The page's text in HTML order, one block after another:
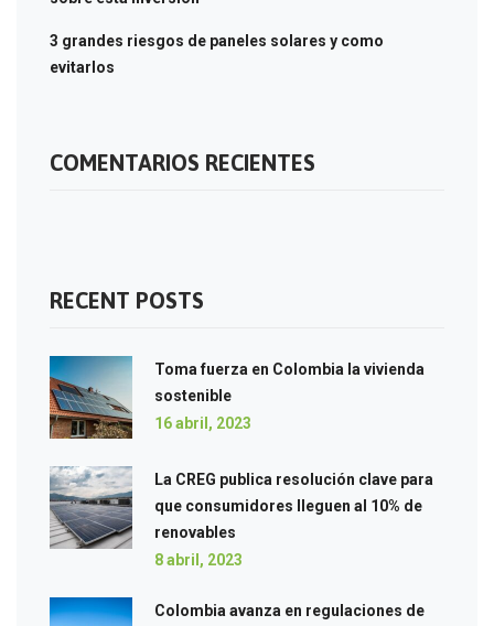
3 grandes riesgos de paneles solares y como
evitarlos
COMENTARIOS RECIENTES
RECENT POSTS
Toma fuerza en Colombia la vivienda
sostenible
16 abril, 2023
La CREG publica resolución clave para
que consumidores lleguen al 10% de
renovables
8 abril, 2023
Colombia avanza en regulaciones de